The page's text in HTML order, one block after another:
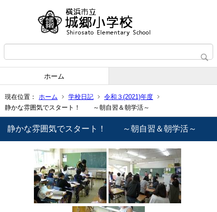
ホーム
現在位置： ホーム 学校日記
令和３(2021)年度
静かな雰囲気でスタート！ ～朝自習＆朝学活～
静かな雰囲気でスタート！ ～朝自習＆朝学活～